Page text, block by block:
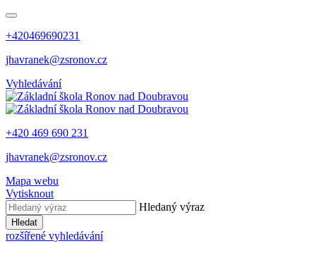
+420469690231
jhavranek@zsronov.cz
Vyhledávání
+420 469 690 231
jhavranek@zsronov.cz
Mapa webu
Vytisknout
Hledaný výraz
Hledat
rozšířené vyhledávání